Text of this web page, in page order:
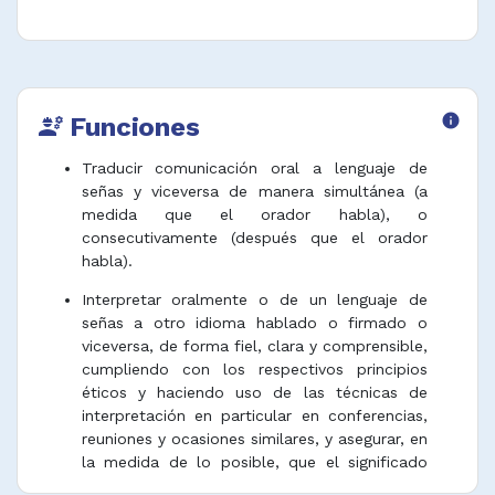
engineering Funciones info
Traducir comunicación oral a lenguaje de
señas y viceversa de manera simultánea (a
medida que el orador habla), o
consecutivamente (después que el orador
habla).
Interpretar oralmente o de un lenguaje de
señas a otro idioma hablado o firmado o
viceversa, de forma fiel, clara y comprensible,
cumpliendo con los respectivos principios
éticos y haciendo uso de las técnicas de
interpretación en particular en conferencias,
reuniones y ocasiones similares, y asegurar, en
la medida de lo posible, que el significado